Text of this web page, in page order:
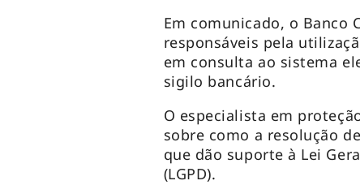
Em comunicado, o Banco
responsáveis pela
em consulta ao sistema
sigilo bancário.
O especialista em
sobre como a resolução
que dão suporte à Lei
(LGPD).